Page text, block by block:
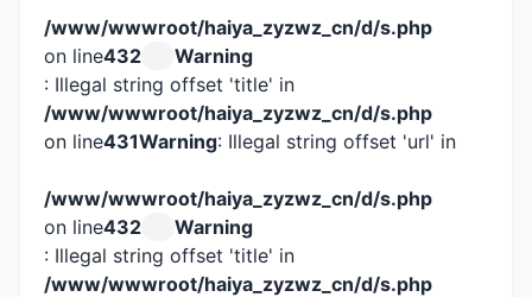
/www/wwwroot/haiya_zyzwz_cn/d/s.php
on line432
Warning
: Illegal string offset 'title' in
/www/wwwroot/haiya_zyzwz_cn/d/s.php
on line431Warning: Illegal string offset 'url' in
/www/wwwroot/haiya_zyzwz_cn/d/s.php
on line432
Warning
: Illegal string offset 'title' in
/www/wwwroot/haiya_zyzwz_cn/d/s.php